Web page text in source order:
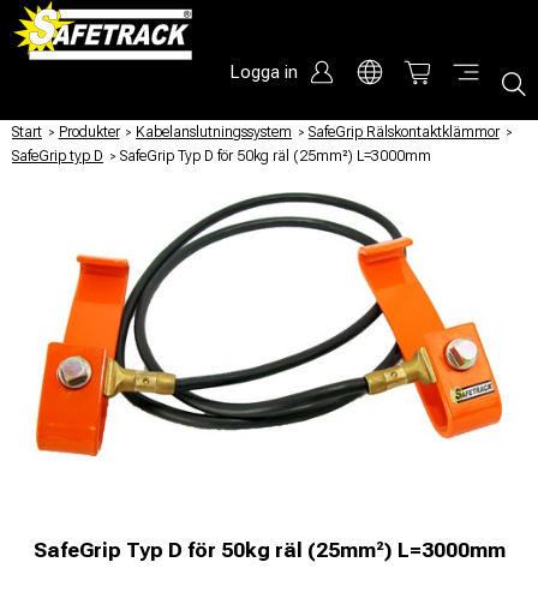
Logga in
Start / Produkter / Kabelanslutningssystem / SafeGrip Rälskontaktklämmor /
SafeGrip typ D / SafeGrip Typ D för 50kg räl (25mm²) L=3000mm
SafeGrip Typ D för 50kg räl (25mm²) L=3000mm